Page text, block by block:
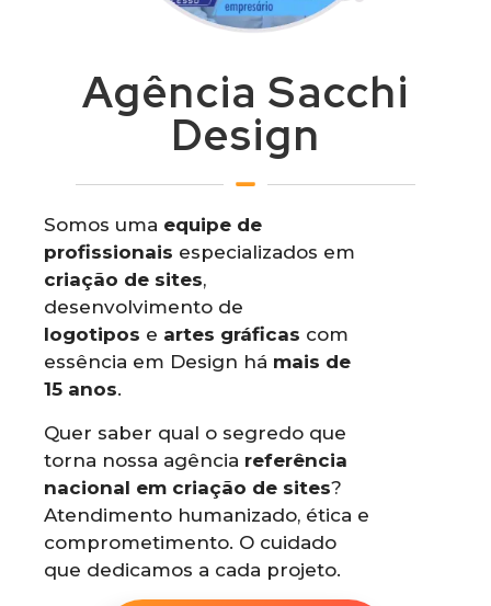
Agência Sacchi
Design
Somos uma equipe de
profissionais especializados em
criação de sites,
desenvolvimento de
logotipos e artes gráficas com
essência em Design há mais de
15 anos.
Quer saber qual o segredo que
torna nossa agência referência
nacional em criação de sites?
Atendimento humanizado, ética e
comprometimento. O cuidado
que dedicamos a cada projeto.